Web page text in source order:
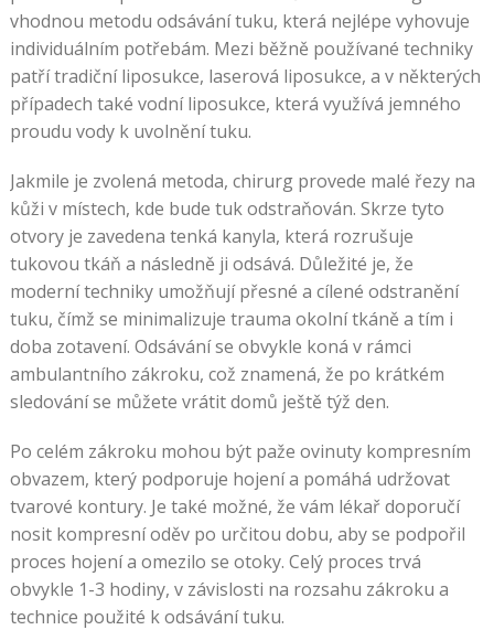
vhodnou metodu odsávání tuku, která nejlépe vyhovuje
individuálním potřebám. Mezi běžně používané techniky
patří tradiční liposukce, laserová liposukce, a v některých
případech také vodní liposukce, která využívá jemného
proudu vody k uvolnění tuku.
Jakmile je zvolená metoda, chirurg provede malé řezy na
kůži v místech, kde bude tuk odstraňován. Skrze tyto
otvory je zavedena tenká kanyla, která rozrušuje
tukovou tkáň a následně ji odsává. Důležité je, že
moderní techniky umožňují přesné a cílené odstranění
tuku, čímž se minimalizuje trauma okolní tkáně a tím i
doba zotavení. Odsávání se obvykle koná v rámci
ambulantního zákroku, což znamená, že po krátkém
sledování se můžete vrátit domů ještě týž den.
Po celém zákroku mohou být paže ovinuty kompresním
obvazem, který podporuje hojení a pomáhá udržovat
tvarové kontury. Je také možné, že vám lékař doporučí
nosit kompresní oděv po určitou dobu, aby se podpořil
proces hojení a omezilo se otoky. Celý proces trvá
obvykle 1-3 hodiny, v závislosti na rozsahu zákroku a
technice použité k odsávání tuku.